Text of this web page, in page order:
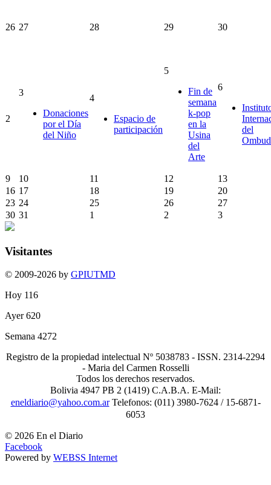
26 27 28 29 30
2
3
Donaciones
por el Día
del Niño
4
Espacio de
participación
5
Fin de
semana
k-pop
en la
Usina
del
Arte
6
del
9 10 11 12
13
16 17 18 19
20
23 24 25 26
27
30 31 1 2 3
Visitantes
© 2009-2026 by GPIUTMD
Hoy 116
Ayer620
Semana 4272
Registro de la propiedad intelectual Nº 5038783 - ISSN. 2314-2294
- Maria del Carmen Rosselli
Todos los derechos reservados.
Bolivia 4947 PB 2 (1419) C.A.B.A. E-Mail:
eneldiario@yahoo.com.arTelefonos: (011) 3980-7624 / 15-6871-
6053
© 2026 En el Diario
Facebook
Powered by WEBSS Internet